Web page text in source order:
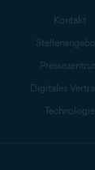
Kontakt
Digitales
Technologie